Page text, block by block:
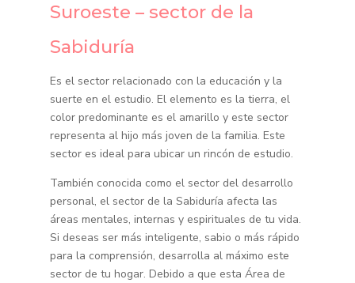
Suroeste – sector de la
Sabiduría
Es el sector relacionado con la educación y la
suerte en el estudio. El elemento es la tierra, el
color predominante es el amarillo y este sector
representa al hijo más joven de la familia. Este
sector es ideal para ubicar un rincón de estudio.
También conocida como el sector del desarrollo
personal, el sector de la Sabiduría afecta las
áreas mentales, internas y espirituales de tu vida.
Si deseas ser más inteligente, sabio o más rápido
para la comprensión, desarrolla al máximo este
sector de tu hogar. Debido a que esta Área de